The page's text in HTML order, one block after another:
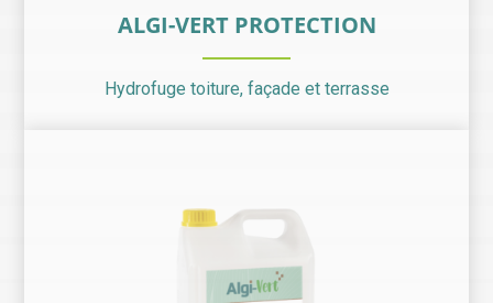
ALGI-VERT PROTECTION
Hydrofuge toiture, façade et terrasse